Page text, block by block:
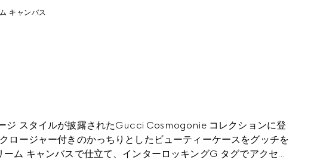
キャンバス
ジ スタイルが披露されたGucci Cosmogonie コレクションに登
ロージャー付きのかっちりとしたビューティーケースをグッチを
ム キャンバスで仕立て、インターロッキングG タグでアクセン